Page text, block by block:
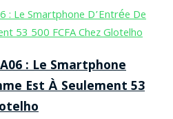
: Le Smartphone
Est À Seulement 53